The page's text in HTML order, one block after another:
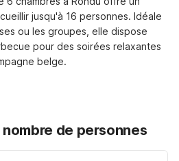
jusqu'à 16 personnes. Idéale
ou les groupes, elle dispose
pour des soirées relaxantes
belge.
de personnes